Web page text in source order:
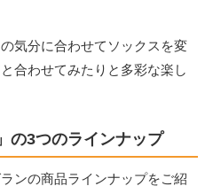
気分に合わせてソックスを変
合わせてみたりと多彩な楽し
の3つのラインナップ
ンの商品ラインナップをご紹